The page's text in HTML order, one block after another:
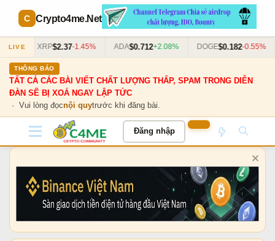
Crypto4me.Net
LIVE XRP$2.37-1.45% ADA$0.712+2.08% DOGE$0.182-0.55%
THÔNG BÁO
TẤT CẢ CÁC BÀI VIẾT CHẤT LƯỢNG THẤP, SPAM TRONG DIỄN
ĐÀN SẼ BỊ XOÁ NGAY LẬP TỨC
· Vui lòng đọcnội quytrước khi đăng bài.
Đăng nhập